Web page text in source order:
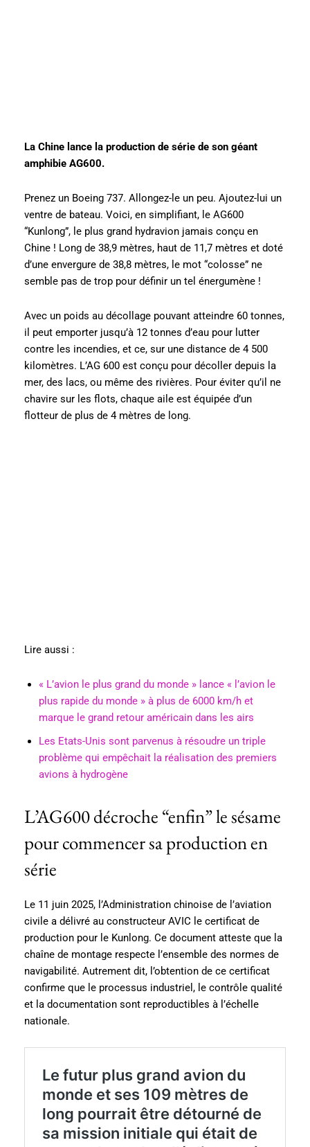
La Chine lance la production de série de son géant
amphibie AG600.
Prenez un Boeing 737. Allongez-le un peu. Ajoutez-lui un
ventre de bateau. Voici, en simplifiant, le AG600
“Kunlong”, le plus grand hydravion jamais conçu en
Chine ! Long de 38,9 mètres, haut de 11,7 mètres et doté
d’une envergure de 38,8 mètres, le mot “colosse” ne
semble pas de trop pour définir un tel énergumène !
Avec un poids au décollage pouvant atteindre 60 tonnes,
il peut emporter jusqu’à 12 tonnes d’eau pour lutter
contre les incendies, et ce, sur une distance de 4 500
kilomètres. L’AG 600 est conçu pour décoller depuis la
mer, des lacs, ou même des rivières. Pour éviter qu’il ne
chavire sur les flots, chaque aile est équipée d’un
flotteur de plus de 4 mètres de long.
Lire aussi :
« L’avion le plus grand du monde » lance « l’avion le
plus rapide du monde » à plus de 6000 km/h et
marque le grand retour américain dans les airs
Les Etats-Unis sont parvenus à résoudre un triple
problème qui empêchait la réalisation des premiers
avions à hydrogène
L’AG600 décroche “enfin” le sésame
pour commencer sa production en
série
Le 11 juin 2025, l’Administration chinoise de l’aviation
civile a délivré au constructeur AVIC le certificat de
production pour le Kunlong. Ce document atteste que la
chaîne de montage respecte l’ensemble des normes de
navigabilité. Autrement dit, l’obtention de ce certificat
confirme que le processus industriel, le contrôle qualité
et la documentation sont reproductibles à l’échelle
nationale.